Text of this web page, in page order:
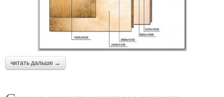
читать дальше →